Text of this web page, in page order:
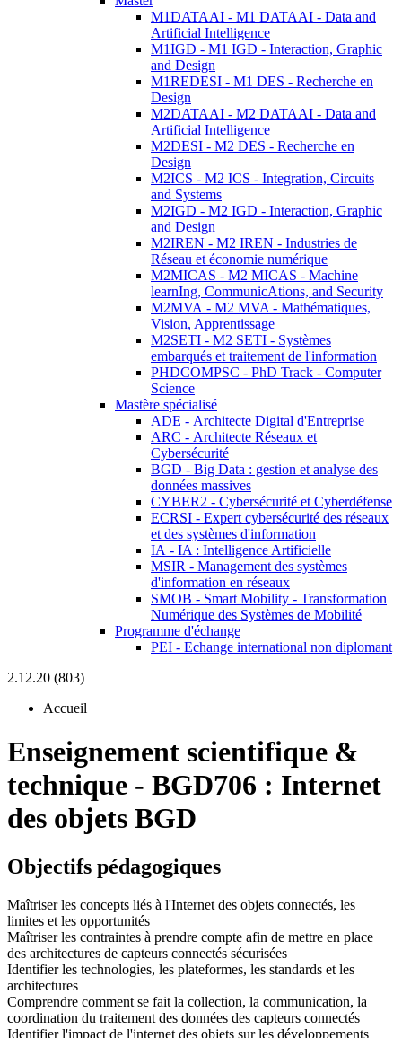
M1DATAAI - M1 DATAAI - Data and
Artificial Intelligence
M1IGD - M1 IGD - Interaction, Graphic
and Design
M1REDESI - M1 DES - Recherche en
Design
M2DATAAI - M2 DATAAI - Data and
Artificial Intelligence
M2DESI - M2 DES - Recherche en
Design
M2ICS - M2 ICS - Integration, Circuits
and Systems
M2IGD - M2 IGD - Interaction, Graphic
and Design
M2IREN - M2 IREN - Industries de
Réseau et économie numérique
M2MICAS - M2 MICAS - Machine
learnIng, CommunicAtions, and Security
M2MVA - M2 MVA - Mathématiques,
Vision, Apprentissage
M2SETI - M2 SETI - Systèmes
embarqués et traitement de l'information
PHDCOMPSC - PhD Track - Computer
Science
Mastère spécialisé
ADE - Architecte Digital d'Entreprise
ARC - Architecte Réseaux et
Cybersécurité
BGD - Big Data : gestion et analyse des
données massives
CYBER2 - Cybersécurité et Cyberdéfense
ECRSI - Expert cybersécurité des réseaux
et des systèmes d'information
IA - IA : Intelligence Artificielle
MSIR - Management des systèmes
d'information en réseaux
SMOB - Smart Mobility - Transformation
Numérique des Systèmes de Mobilité
Programme d'échange
PEI - Echange international non diplomant
2.12.20 (803)
Accueil
Enseignement scientifique &
technique - BGD706 : Internet
des objets BGD
Objectifs pédagogiques
Maîtriser les concepts liés à l'Internet des objets connectés, les
limites et les opportunités
Maîtriser les contraintes à prendre compte afin de mettre en place
des architectures de capteurs connectés sécurisées
Identifier les technologies, les plateformes, les standards et les
architectures
Comprendre comment se fait la collection, la communication, la
coordination du traitement des données des capteurs connectés
Identifier l'impact de l'internet des objets sur les développements